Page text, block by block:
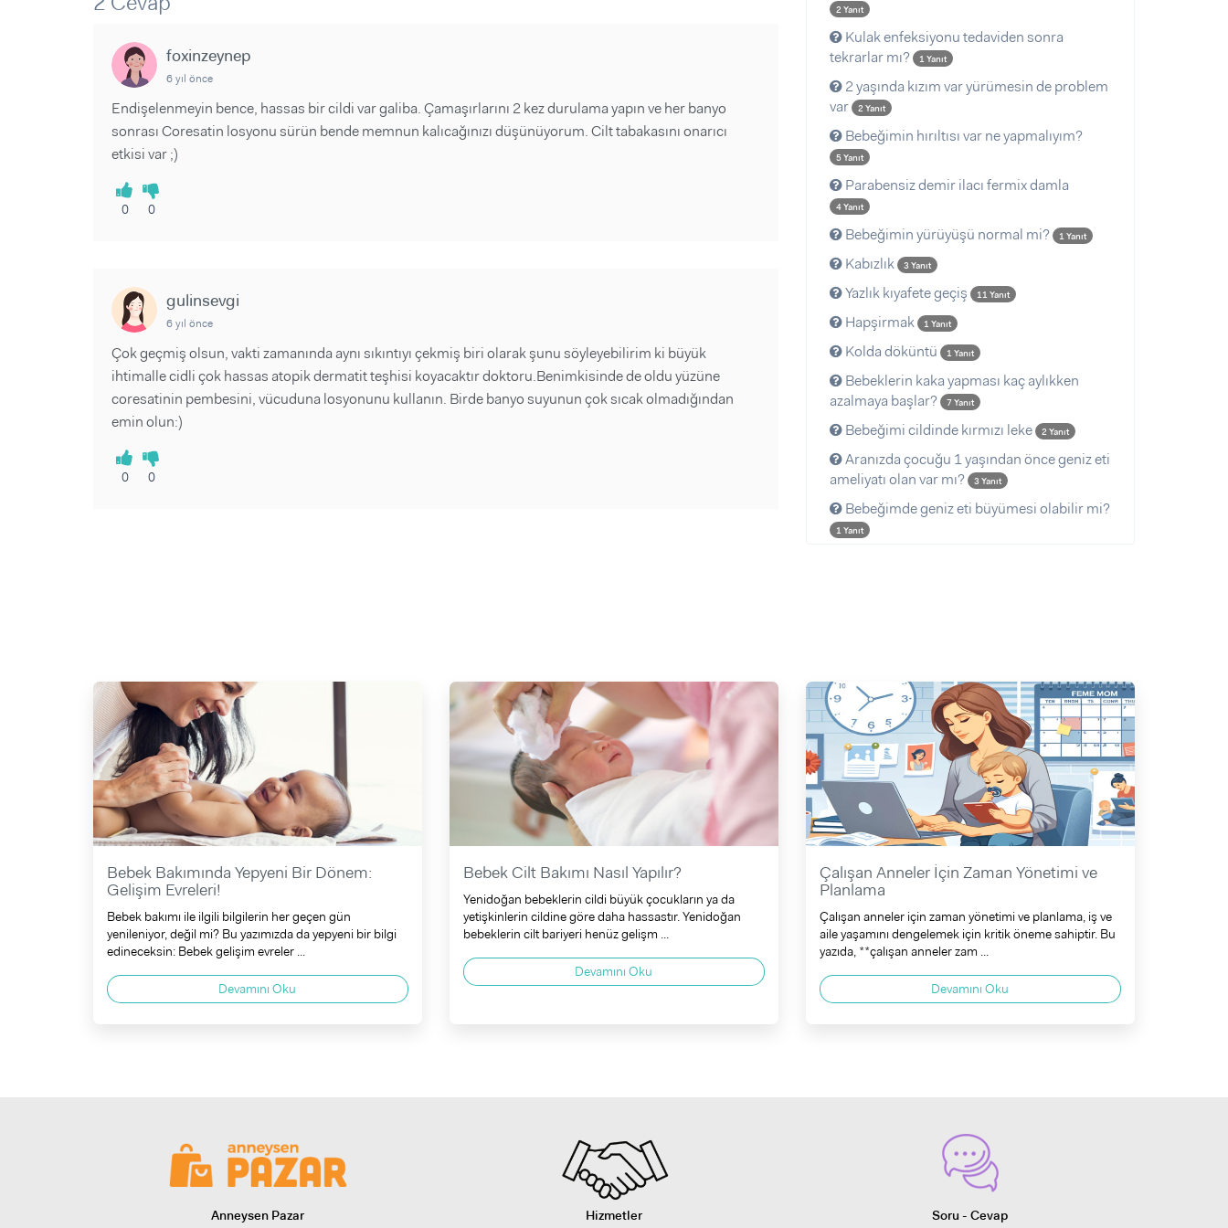
Sorular ve Yanıtlar
Makaleler
foxinzeynep
6 yıl önce
Endişelenmeyin bence, hassas bir cildi var galiba. Çamaşırlarını 2 kez durulama yapın ve her banyo
sonrası Coresatin losyonu sürün bende memnun kalıcağınızı düşünüyorum. Cilt tabakasını onarıcı
etkisi var ;)
0 0
gulinsevgi
6 yıl önce
Çok geçmiş olsun, vakti zamanında aynı sıkıntıyı çekmiş biri olarak şunu söyleyebilirim ki büyük
ihtimalle cidli çok hassas atopik dermatit teşhisi koyacaktır doktoru.Benimkisinde de oldu yüzüne
coresatinin pembesini, vücuduna losyonunu kullanın. Birde banyo suyunun çok sıcak olmadığından
emin olun:)
0 0
2 Yanıt
Kulak enfeksiyonu tedaviden sonra
tekrarlar mı?
1 Yanıt
2 yaşında kızım var yürümesin de problem
var
2 Yanıt
Bebeğimin hırıltısı var ne yapmalıyım?
5 Yanıt
Parabensiz demir ilacı fermix damla
4 Yanıt
Bebeğimin yürüyüşü normal mi? 1 Yanıt
Kabızlık 3 Yanıt
Yazlık kıyafete geçiş 11 Yanıt
Hapşirmak 1 Yanıt
Kolda döküntü 1 Yanıt
Bebeklerin kaka yapması kaç aylıkken
azalmaya başlar?
7 Yanıt
Bebeğimi cildinde kırmızı leke 2 Yanıt
Aranızda çocuğu 1 yaşından önce geniz eti
ameliyatı olan var mı?
3 Yanıt
Bebeğimde geniz eti büyümesi olabilir mi?
1 Yanıt
Bebek Bakımında Yepyeni Bir Dönem:
Gelişim Evreleri!
Bebek bakımı ile ilgili bilgilerin her geçen gün
yenileniyor, değil mi? Bu yazımızda da yepyeni bir bilgi
edineceksin: Bebek gelişim evreler ...
Devamını Oku
Bebek Cilt Bakımı Nasıl Yapılır?
Yenidoğan bebeklerin cildi büyük çocukların ya da
yetişkinlerin cildine göre daha hassastır. Yenidoğan
bebeklerin cilt bariyeri henüz gelişm ...
Devamını Oku
Çalışan Anneler İçin Zaman Yönetimi ve
Planlama
Çalışan anneler için zaman yönetimi ve planlama, iş ve
aile yaşamını dengelemek için kritik öneme sahiptir. Bu
yazıda, **çalışan anneler zam ...
Devamını Oku
Anneysen Pazar
Hizmetler
Soru - Cevap